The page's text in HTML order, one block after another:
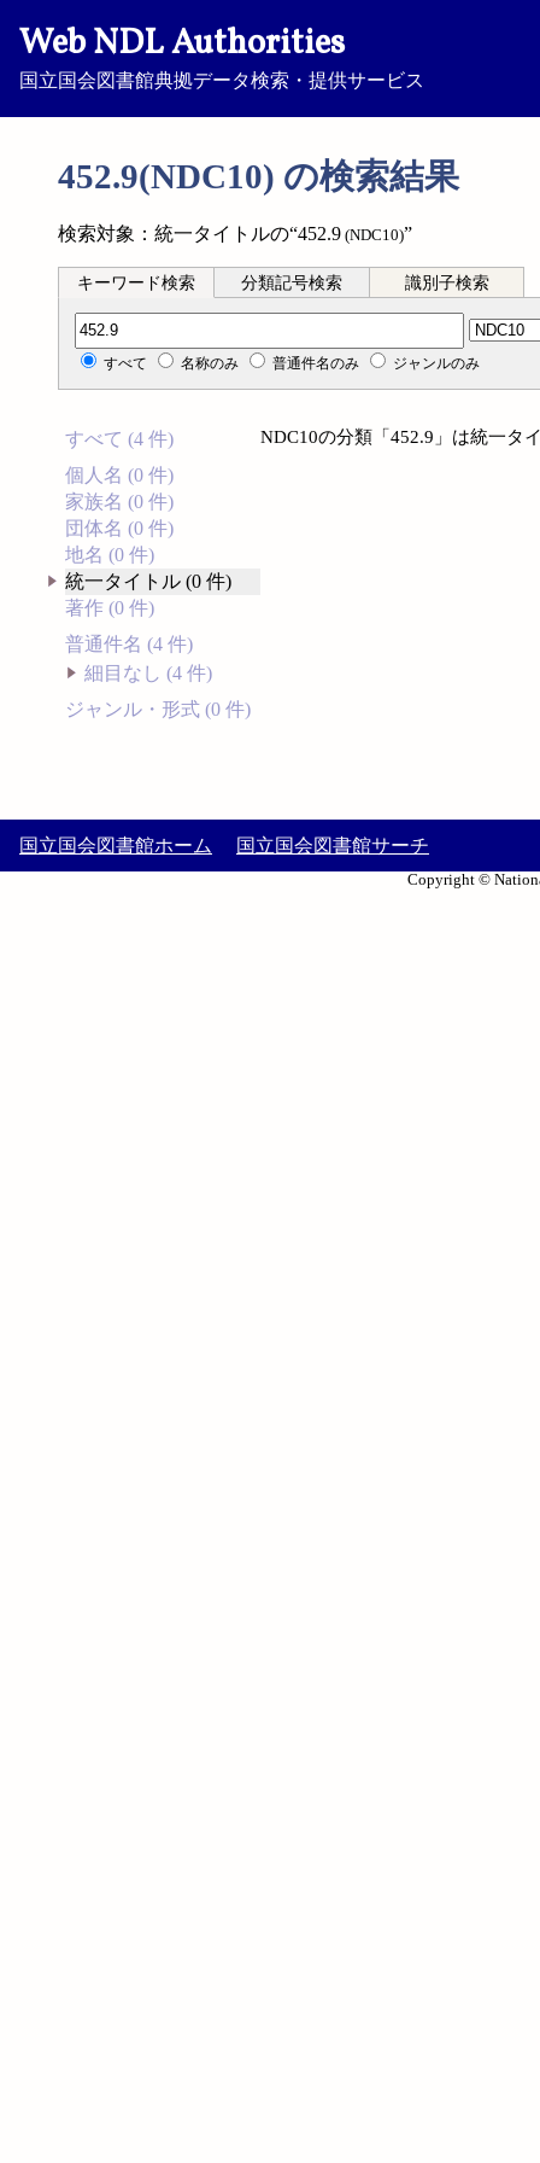
Web NDL Authorities
国立国会図書館典拠データ検索・提供サービス
452.9(NDC10) の検索結果
検索対象：統一タイトルの“452.9 (NDC10)”
キーワード検索 分類記号検索 識別子検索
分類記号検索
すべて 名称のみ 普通件名のみ ジャンルのみ
すべて (4 件)
個人名 (0 件)
家族名 (0 件)
団体名 (0 件)
地名 (0 件)
統一タイトル (0 件)
著作 (0 件)
普通件名 (4 件)
細目なし (4 件)
ジャンル・形式 (0 件)
NDC10の分類「452.9」は統一タ
国立国会図書館ホーム 国立国会図書館サーチ
Copyright ©